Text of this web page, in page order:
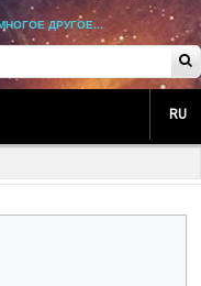
ДРУГОЕ...
RU